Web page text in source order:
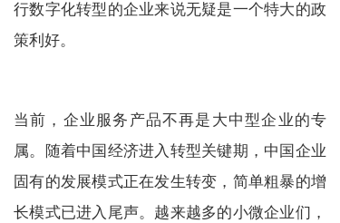
行数字化转型的企业来说无疑是一个特大的政
策利好。
当前，企业服务产品不再是大中型企业的专
属。随着中国经济进入转型关键期，中国企业
固有的发展模式正在发生转变，简单粗暴的增
长模式已进入尾声。越来越多的小微企业们，